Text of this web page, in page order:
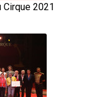
Cirque 2021